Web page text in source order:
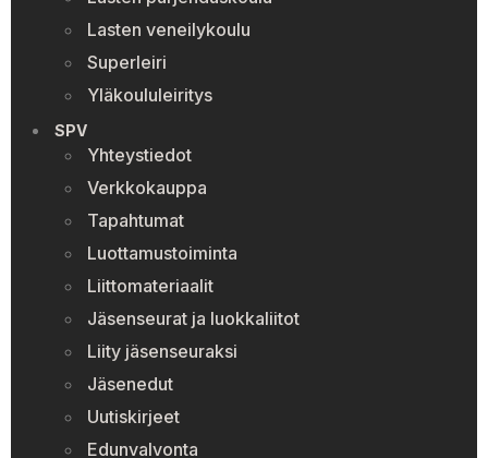
Lasten veneilykoulu
Superleiri
Yläkoululeiritys
SPV
Yhteystiedot
Verkkokauppa
Tapahtumat
Luottamustoiminta
Liittomateriaalit
Jäsenseurat ja luokkaliitot
Liity jäsenseuraksi
Jäsenedut
Uutiskirjeet
Edunvalvonta